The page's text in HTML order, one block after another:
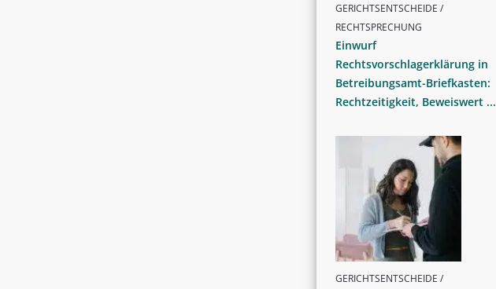
GERICHTSENTSCHEIDE /
RECHTSPRECHUNG
Einwurf
Rechtsvorschlagerklärung in
Betreibungsamt-Briefkasten:
Rechtzeitigkeit, Beweiswert ...
GERICHTSENTSCHEIDE /